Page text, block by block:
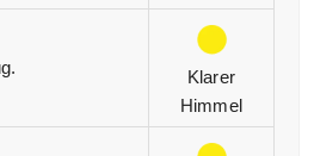
Klarer
Himmel